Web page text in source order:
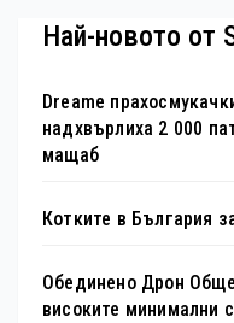
Най-новото от
Dreame
надхвърлиха 2 000
мащаб
Котките в България
Обединено Дрон
високите минимални